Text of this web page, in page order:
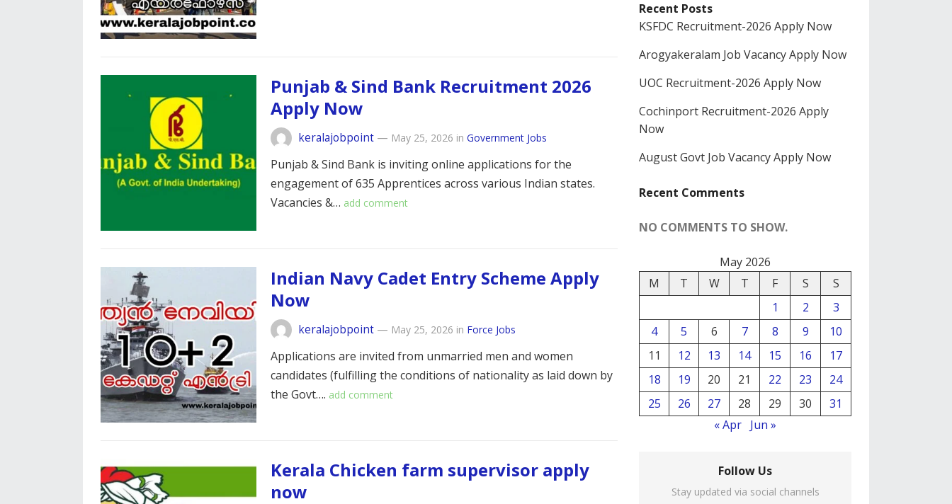
Punjab & Sind Bank Recruitment 2026
Apply Now
keralajobpoint — May 25, 2026 in Government Jobs
Punjab & Sind Bank is inviting online applications for the
engagement of 635 Apprentices across various Indian states.
Vacancies &… add comment
Indian Navy Cadet Entry Scheme Apply
Now
keralajobpoint — May 25, 2026 in Force Jobs
Applications are invited from unmarried men and women
candidates (fulfilling the conditions of nationality as laid down by
the Govt…. add comment
Kerala Chicken farm supervisor apply
now
Recent Posts
KSFDC Recruitment-2026 Apply Now
Arogyakeralam Job Vacancy Apply Now
UOC Recruitment-2026 Apply Now
Cochinport Recruitment-2026 Apply
Now
August Govt Job Vacancy Apply Now
Recent Comments
NO COMMENTS TO SHOW.
May 2026
M
T W T F S
S
1
2
3
4
5 6 7 8 9
10
11
12 13 14 15 16
17
18
19 20 21 22 23
24
25
26 27 28 29 30
31
« Apr Jun »
Follow Us
Stay updated via social channels